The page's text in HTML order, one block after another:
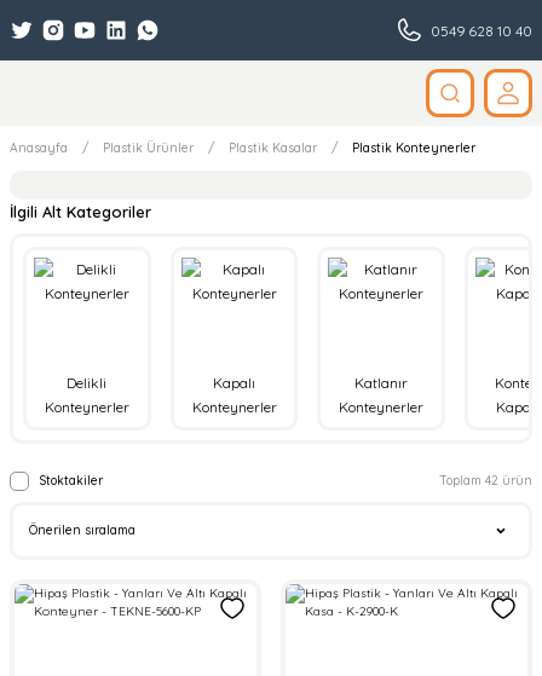
0549 628 10 40
Anasayfa Plastik Ürünler Plastik Kasalar Plastik Konteynerler
İlgili Alt Kategoriler
Delikli
Konteynerler
Kapalı
Konteynerler
Katlanır
Konteynerler
Stoktakiler Toplam 42 ürün